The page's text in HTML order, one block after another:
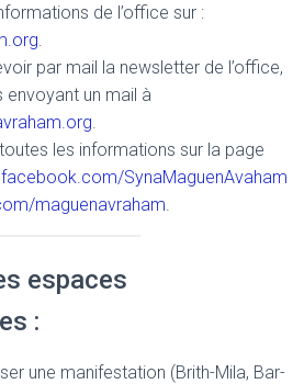
de l’office sur :
.
par mail la newsletter de l’office,
envoyant un mail à
.
les informations sur la page
facebook.com/SynaMaguenAvaham
maguenavraham.
espaces
:
une manifestation (Brith-Mila, Bar-